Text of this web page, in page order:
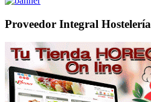
Proveedor Integral Hostelería